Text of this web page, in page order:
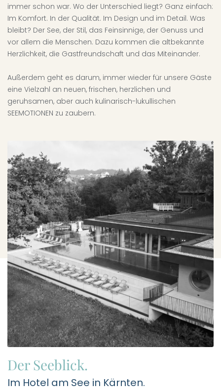
immer schon war. Wo der Unterschied liegt? Ganz einfach:
Im Komfort. In der Qualität. Im Design und im Detail. Was
bleibt? Der See, der Stil, das Feinsinnige, der Genuss und
vor allem die Menschen. Dazu kommen die altbekannte
Herzlichkeit, die Gastfreundschaft und das Miteinander.
Außerdem geht es darum, immer wieder für unsere Gäste
eine Vielzahl an neuen, frischen, herzlichen und
geruhsamen, aber auch kulinarisch-lukullischen
SEEMOTIONEN zu zaubern.
Der Seeblick.
Im Hotel am See in Kärnten.